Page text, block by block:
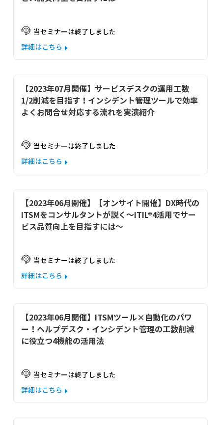
当セミナーは終了しました
詳細はこちら
【2023年07月開催】サービスデスクの運用工数
1/2削減を目指す！インシデント管理ツールで効率
よくお問合せ対応する流れを実演紹介
当セミナーは終了しました
詳細はこちら
【2023年06月開催】【オンサイト開催】DX時代の
ITSMをコンサルタントが説く～ITIL®4活用でサー
ビス品質向上を目指すには～
当セミナーは終了しました
詳細はこちら
【2023年06月開催】ITSMツール×自動化のパワ
ー！ヘルプデスク・インシデント管理の工数削減
に役立つ4機能の活用法
当セミナーは終了しました
詳細はこちら